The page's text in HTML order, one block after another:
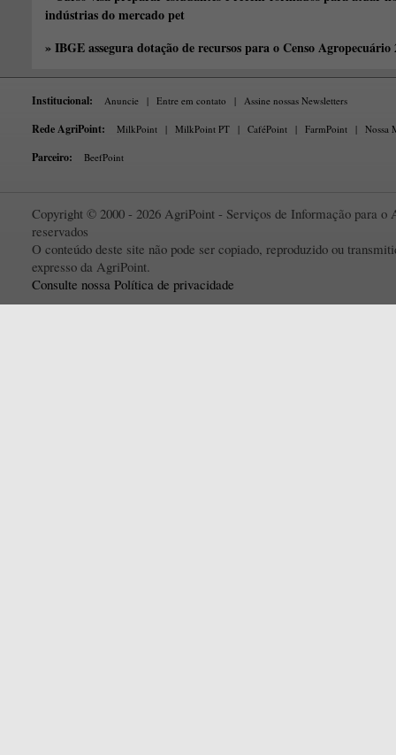
indústrias do mercado pet
» IBGE assegura dotação de recursos para o Censo Agropecuário
Institucional: Anuncie | Entre em contato | Assine nossas Newsletters
Rede AgriPoint: MilkPoint | MilkPoint PT | CaféPoint | FarmPoint | Nossa
Parceiro: BeefPoint
Copyright © 2000 - 2026 AgriPoint - Serviços de Informação para o
reservados
O conteúdo deste site não pode ser copiado, reproduzido ou
expresso da AgriPoint.
Consulte nossa Política de privacidade